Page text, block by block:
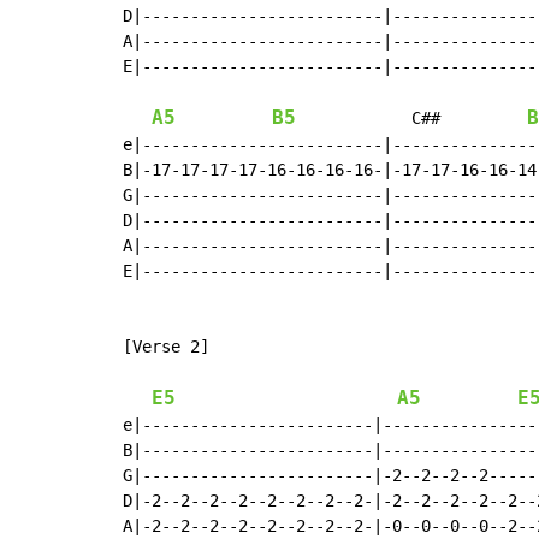
D|-------------------------
A|-------------------------
E|-------------------------
A5 B5
            C##
e|-------------------------
B|-17-17-17-17-16-16-16-16-|-17-17-16-16-
G|-------------------------
D|-------------------------
A|-------------------------
E|-------------------------
[Verse 2]
E5 A5 E5
e|------------------------
B|------------------------
G|------------------------|-2--2--2--
D|-2--2--2--2--2--2--2--2-|-2--2--2--2--
A|-2--2--2--2--2--2--2--2-|-0--0--0--0--